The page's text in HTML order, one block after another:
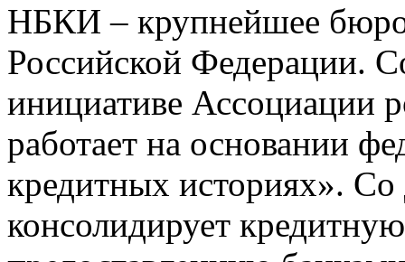
НБКИ – крупнейшее
Российской Федерации.
инициативе Ассоциации
работает на основании
кредитных историях».
консолидирует